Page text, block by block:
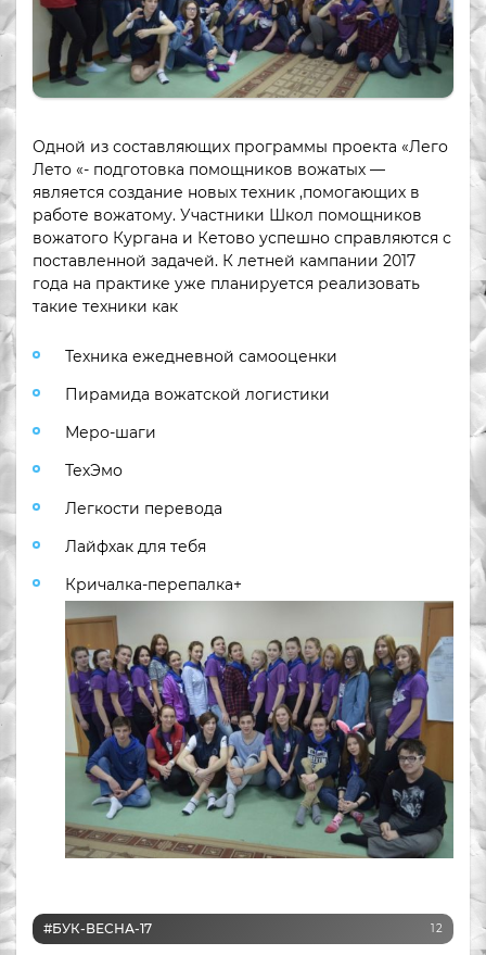
Одной из составляющих программы проекта «Лего
Лето «- подготовка помощников вожатых —
является создание новых техник ,помогающих в
работе вожатому. Участники Школ помощников
вожатого Кургана и Кетово успешно справляются с
поставленной задачей. К летней кампании 2017
года на практике уже планируется реализовать
такие техники как
Техника ежедневной самооценки
Пирамида вожатской логистики
Меро-шаги
ТехЭмо
Легкости перевода
Лайфхак для тебя
Кричалка-перепалка+
#БУК-ВЕСНА-17 12